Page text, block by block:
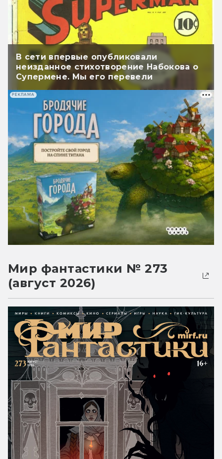
В сети впервые опубликовали
неизданное стихотворение Набокова о
Супермене. Мы его перевели
РЕКЛАМА
Мир фантастики № 273
(август 2026)